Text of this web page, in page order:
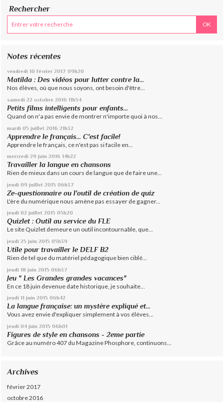
Rechercher
Notes récentes
vendredi 10 février 2017 09h20
Matilda : Des vidéos pour lutter contre la...
Nos élèves, où que nous soyons, ont besoin d'être...
samedi 22 octobre 2016 11h54
Petits films intelligents pour enfants...
Quand on n'a pas envie de montrer n'importe quoi à nos...
mardi 05 juillet 2016 21h32
Apprendre le français... C'est facile!
Apprendre le français, ce n'est pas si facile en...
mercredi 29 juin 2016 14h22
Travailler la langue en chansons
Rien de mieux dans un cours de langue que de faire une...
jeudi 09 juillet 2015 06h37
Ze-questionnaire ou l'outil de création de quiz
L'ère du numérique nous amène pas essayer de gagner...
jeudi 02 juillet 2015 05h20
Quizlet : Outil au service du FLE
Le site Quizlet demeure un outil incontournable, que...
jeudi 25 juin 2015 05h39
Utile pour travailler le DELF B2
Rien de tel que du matériel pédagogique bien ciblé...
jeudi 18 juin 2015 06h37
Jeu " Les Grandes grandes vacances"
En ce 18 juin devenue date historique, je souhaite...
jeudi 11 juin 2015 06h42
La langue française: un mystère expliqué et...
Vous avez envie d'expliquer simplement à vos élèves...
jeudi 04 juin 2015 06h01
Figures de style en chansons - 2eme partie
Grâce au numéro 407 du Magazine Phosphore, continuons...
Archives
février 2017
octobre 2016